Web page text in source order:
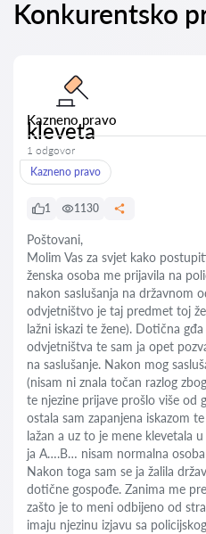
Konkurentsko
Kazneno pravo
kleveta
1 odgovor
Kazneno pravo
1 1130
Poštovani,
Molim Vas za svjet kako
ženska osoba me prijavila na
nakon saslušanja na državnom
odvjetništvo je taj predmet toj
lažni iskazi te žene). Dotična
odvjetništva te sam ja opet
na saslušanje. Nakon mog
(nisam ni znala točan razlog
te njezine prijave prošlo više od
ostala sam zapanjena iskazom
lažan a uz to je mene klevetala
ja A….B… nisam normalna
Nakon toga sam se ja žalila
dotične gospođe. Zanima me
zašto je to meni odbijeno od
imaju njezinu izjavu sa